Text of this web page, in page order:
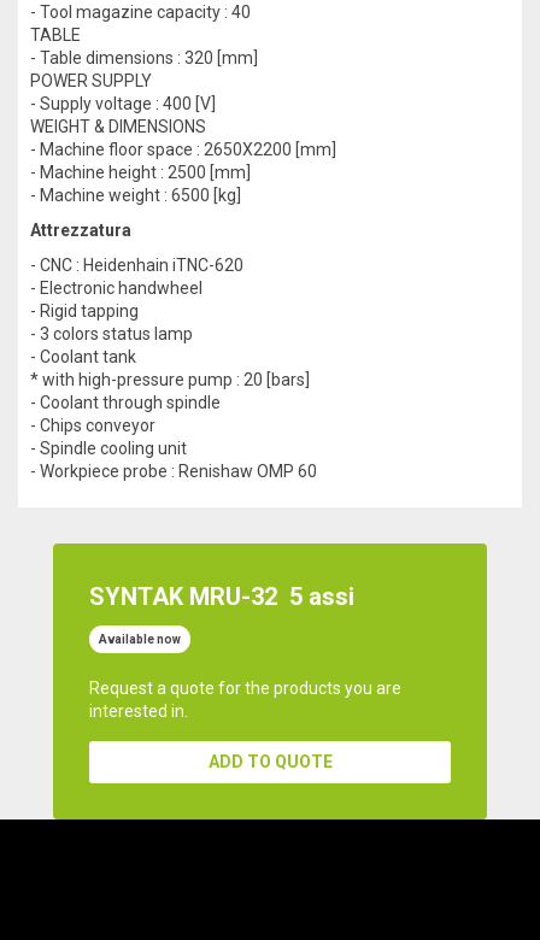
- Tool magazine capacity : 40
TABLE
- Table dimensions : 320 [mm]
POWER SUPPLY
- Supply voltage : 400 [V]
WEIGHT & DIMENSIONS
- Machine floor space : 2650X2200 [mm]
- Machine height : 2500 [mm]
- Machine weight : 6500 [kg]
Attrezzatura
- CNC : Heidenhain iTNC-620
- Electronic handwheel
- Rigid tapping
- 3 colors status lamp
- Coolant tank
* with high-pressure pump : 20 [bars]
- Coolant through spindle
- Chips conveyor
- Spindle cooling unit
- Workpiece probe : Renishaw OMP 60
SYNTAK MRU-32 5 assi
Available now
Request a quote for the products you are
interested in.
ADD TO QUOTE